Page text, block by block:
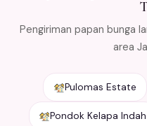
Pengiriman papan bunga
area
Pulomas Estate
Pondok Kelapa Indah